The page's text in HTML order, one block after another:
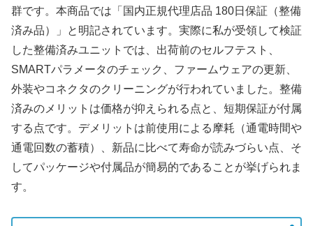
群です。本商品では「国内正規代理店品 180日保証（整備
済み品）」と明記されています。実際に私が受領して検証
した整備済みユニットでは、出荷前のセルフテスト、
SMARTパラメータのチェック、ファームウェアの更新、
外装やコネクタのクリーニングが行われていました。整備
済みのメリットは価格が抑えられる点と、短期保証が付属
する点です。デメリットは前使用による摩耗（通電時間や
通電回数の蓄積）、新品に比べて寿命が読みづらい点、そ
してパッケージや付属品が簡易的であることが挙げられま
す。